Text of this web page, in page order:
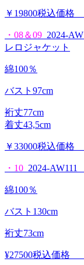
￥19800税込
・08＆09 2024-
レロジャケット
綿100％
バスト97cm
裄丈77cm
着丈43,5cm
￥33000税込価
・10 2024-
綿100％
バスト130cm
裄丈73cm
¥27500税込価格